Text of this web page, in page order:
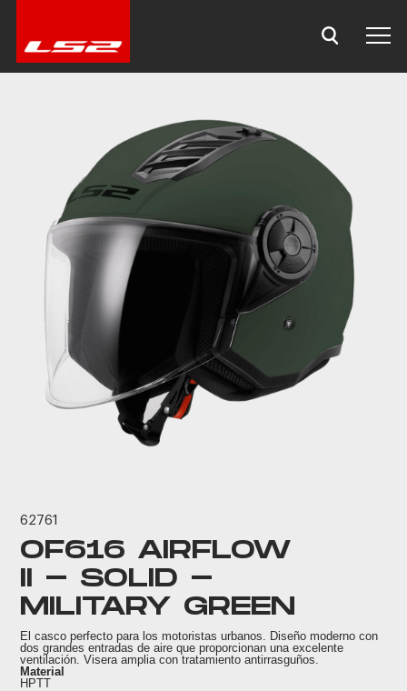
62761
OF616 AIRFLOW
II - SOLID -
MILITARY GREEN
El casco perfecto para los motoristas urbanos. Diseño moderno con
dos grandes entradas de aire que proporcionan una excelente
ventilación. Visera amplia con tratamiento antirrasguños.
Material
HPTT